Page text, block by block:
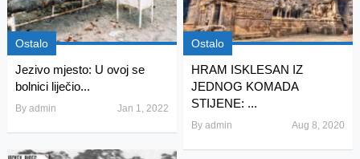
Ostalo
Jezivo mjesto: U ovoj se
bolnici liječio...
By admin Jan 1, 2022
Ostalo
HRAM ISKLESAN IZ
JEDNOG KOMADA
STIJENE: ...
Byadmin Aug 8, 2020